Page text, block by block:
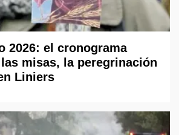
2026: el cronograma
misas, la peregrinación
Liniers